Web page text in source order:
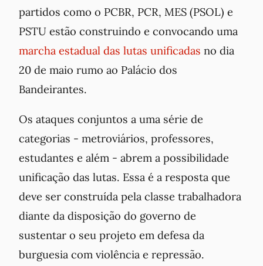
partidos como o PCBR, PCR, MES (PSOL) e
PSTU estão construindo e convocando uma
marcha estadual das lutas unificadas no dia
20 de maio rumo ao Palácio dos
Bandeirantes.
Os ataques conjuntos a uma série de
categorias - metroviários, professores,
estudantes e além - abrem a possibilidade
unificação das lutas. Essa é a resposta que
deve ser construída pela classe trabalhadora
diante da disposição do governo de
sustentar o seu projeto em defesa da
burguesia com violência e repressão.